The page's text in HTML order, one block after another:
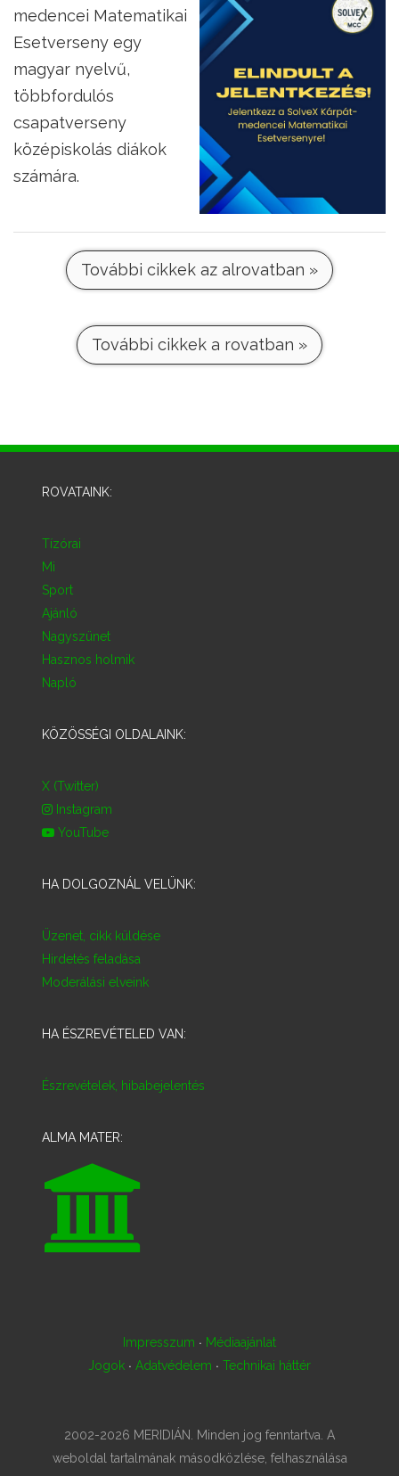
medencei Matematikai
Esetverseny egy
magyar nyelvű,
többfordulós
csapatverseny
középiskolás diákok
számára.
További cikkek az alrovatban »
További cikkek a rovatban »
ROVATAINK:
Tízórai
Mi
Sport
Ajánló
Nagyszünet
Hasznos holmik
Napló
KÖZÖSSÉGI OLDALAINK:
X (Twitter)
Instagram
YouTube
HA DOLGOZNÁL VELÜNK:
Üzenet, cikk küldése
Hirdetés feladása
Moderálási elveink
HA ÉSZREVÉTELED VAN:
Észrevételek, hibabejelentés
ALMA MATER:
Impresszum · Médiaajánlat
Jogok · Adatvédelem · Technikai háttér
2002-2026 MERIDIÁN. Minden jog fenntartva. A
weboldal tartalmának másodközlése, felhasználása